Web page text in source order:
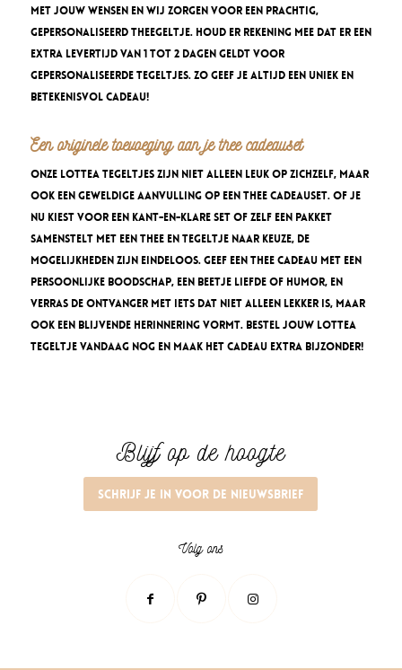
met jouw wensen en wij zorgen voor een prachtig,
gepersonaliseerd theegeltje. Houd er rekening mee dat er een
extra levertijd van 1 tot 2 dagen geldt voor
gepersonaliseerde tegeltjes. Zo geef je altijd een uniek en
betekenisvol cadeau!
Een originele toevoeging aan je thee cadeauset
Onze Lottea tegeltjes zijn niet alleen leuk op zichzelf, maar
ook een geweldige aanvulling op een thee cadeauset. Of je
nu kiest voor een kant-en-klare set of zelf een pakket
samenstelt met een thee en tegeltje naar keuze, de
mogelijkheden zijn eindeloos. Geef een thee cadeau met een
persoonlijke boodschap, een beetje liefde of humor, en
verras de ontvanger met iets dat niet alleen lekker is, maar
ook een blijvende herinnering vormt. Bestel jouw Lottea
tegeltje vandaag nog en maak het cadeau extra bijzonder!
Blijf op de hoogte
Schrijf je in voor de nieuwsbrief
Volg ons